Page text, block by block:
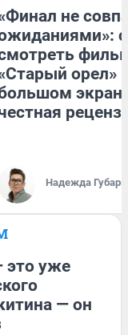
не
орел»
Надежда Губарь
это уже
— он